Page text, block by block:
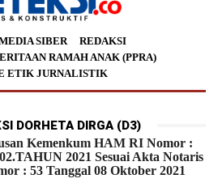
SIBER
REDAKSI
RAMAH ANAK (PPRA)
ETIK JURNALISTIK
DORHETA DIRGA (D3)
Kemenkum HAM RI Nomor :
2021 Sesuai Akta Notaris
: 53 Tanggal 08 Oktober 2021